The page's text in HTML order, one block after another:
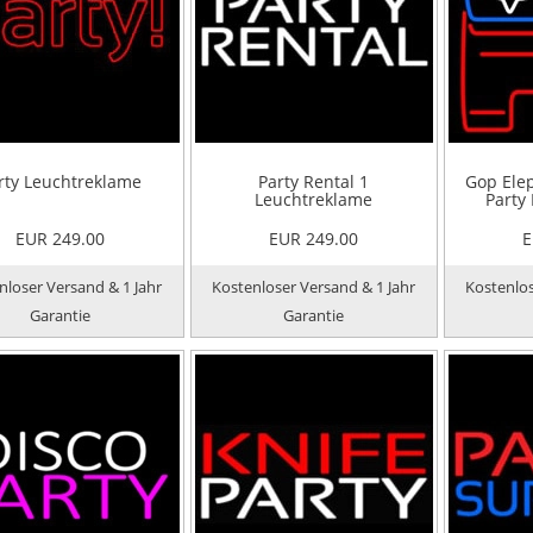
Leuchtreklame
EUR 249.00
Versand & 1 Jahr
Garantie
Party Rental 1
Leuchtreklame
EUR 249.00
Kostenloser Versand & 1 Jahr
Garantie
Gop
Party